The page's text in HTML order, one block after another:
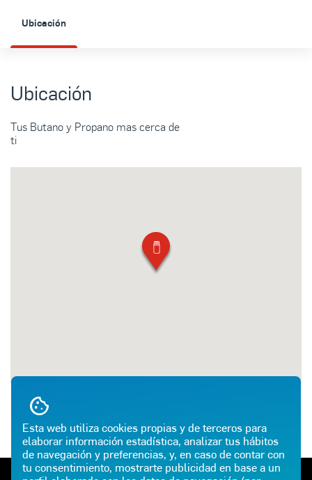
Esta web utiliza cookies propias y de terceros para
elaborar información estadística, analizar tus hábitos
de navegación y preferencias, y, en caso de contar con
tu consentimiento, mostrarte publicidad en base a un
Ubicación
Ubicación
Tus Butano y Propano mas cerca de
ti